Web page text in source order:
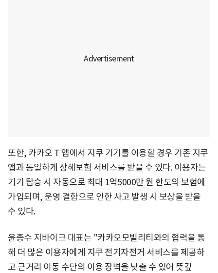
또한, 카카오 T 앱에서 지쿠 기기를 이용할 경우 기존 지쿠
앱과 동일하게 상해보험 서비스를 받을 수 있다. 이용자는
기기 탑승 시 자동으로 최대 1억5000만 원 한도의 보험에
가입되며, 운영 결함으로 인한 사고 발생 시 보상을 받을
수 있다.
윤종수 지바이크 대표는 "카카오모빌리티와의 협력을 통
해 더 많은 이용자에게 지쿠 전기자전거 서비스를 제공하
고 근거리 이동 수단의 이용 장벽을 낮출 수 있어 뜻깊